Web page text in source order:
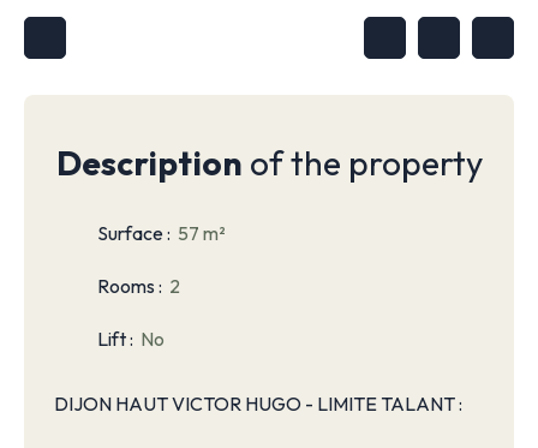
Description of the property
Surface: 57 m²
Rooms : 2
Lift: No
DIJON HAUT VICTOR HUGO - LIMITE TALANT :